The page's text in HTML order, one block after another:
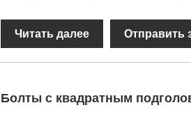
Читать далее Отправить
Болты с квадратным